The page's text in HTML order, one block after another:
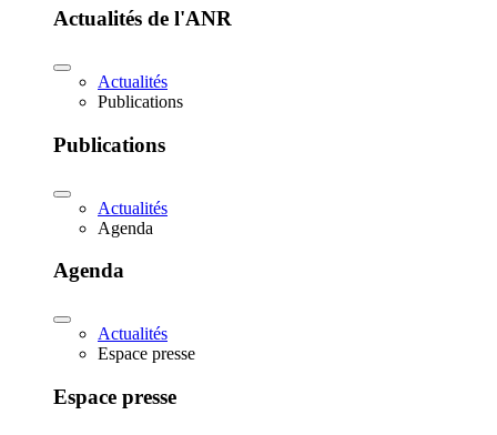
Actualités de l'ANR
Actualités
Publications
Publications
Actualités
Agenda
Agenda
Actualités
Espace presse
Espace presse